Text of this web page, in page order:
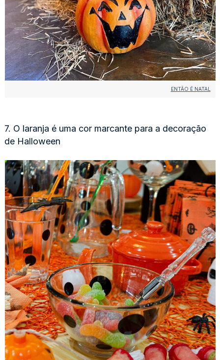
ENTÃO É NATAL
7. O laranja é uma cor marcante para a decoração
de Halloween